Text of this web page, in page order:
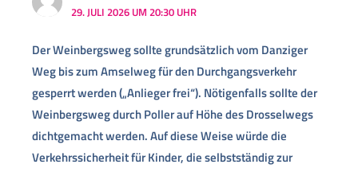
29. JULI 2026 UM 20:30 UHR
Der Weinbergsweg sollte grundsätzlich vom Danziger
Weg bis zum Amselweg für den Durchgangsverkehr
gesperrt werden („Anlieger frei“). Nötigenfalls sollte der
Weinbergsweg durch Poller auf Höhe des Drosselwegs
dichtgemacht werden. Auf diese Weise würde die
Verkehrssicherheit für Kinder, die selbstständig zur